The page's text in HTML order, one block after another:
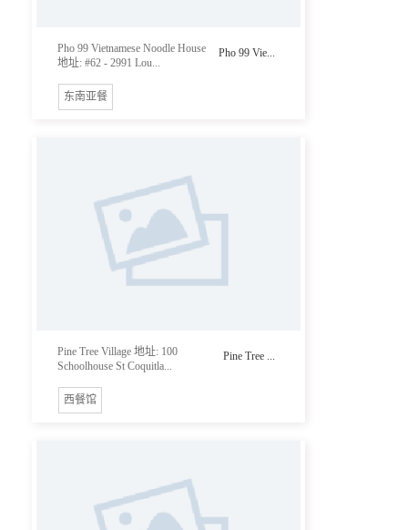
Pho 99 Vie...
Pho 99 Vietnamese Noodle House
地址: #62 - 2991 Lou...
东南亚餐
Pine Tree ...
Pine Tree Village 地址: 100
Schoolhouse St Coquitla...
西餐馆